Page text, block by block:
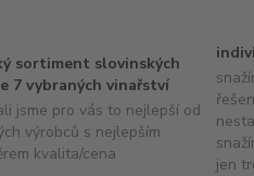
sortiment slovinských
7 vybraných vinařství
jsme pro vás to nejlepší od
výrobců s nejlepším
kvalita/cena
jen